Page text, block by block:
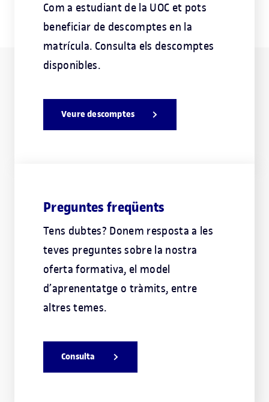
Com a estudiant de la UOC et pots
beneficiar de descomptes en la
matrícula. Consulta els descomptes
disponibles.
Veure descomptes
Preguntes freqüents
Tens dubtes? Donem resposta a les
teves preguntes sobre la nostra
oferta formativa, el model
d’aprenentatge o tràmits, entre
altres temes.
Consulta